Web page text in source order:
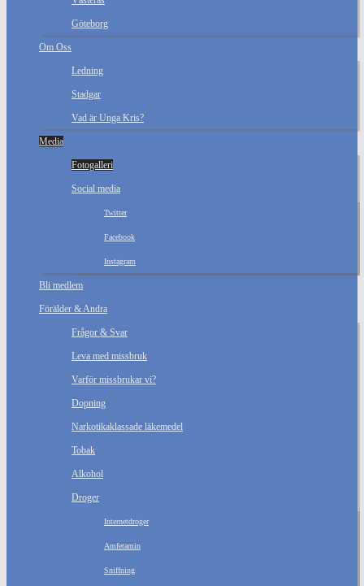
Göteborg
Om Oss
Ledning
Stadgar
Vad är Unga Kris?
Media
Fotogalleri
Social media
Twitter
Facebook
Instagram
Bli medlem
Förälder & Andra
Frågor & Svar
Leva med missbruk
Varför missbrukar vi?
Dopning
Narkotikaklassade läkemedel
Tobak
Alkohol
Droger
Internetdroger
Amfetamin
Sniffning